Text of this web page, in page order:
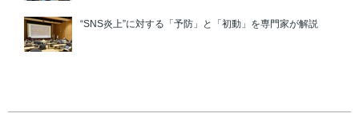
“SNS炎上”に対する「予防」と「初動」を専門家が解説